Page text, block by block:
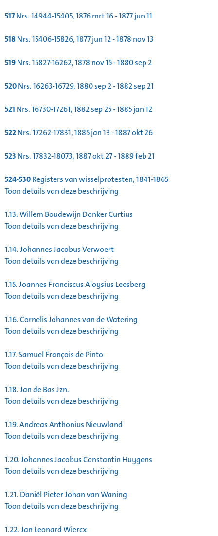
517Nrs. 14944-15405, 1876 mrt 16 - 1877 jun 11
518Nrs. 15406-15826, 1877 jun 12 - 1878 nov 13
519Nrs. 15827-16262, 1878 nov 15 - 1880 sep 2
520Nrs. 16263-16729, 1880 sep 2 - 1882 sep 21
521 Nrs. 16730-17261, 1882 sep 25 - 1885 jan 12
522Nrs. 17262-17831, 1885 jan 13 - 1887 okt 26
523 Nrs. 17832-18073, 1887 okt 27 - 1889 feb 21
524-530Registers van wisselprotesten, 1841-1865
Toon details van deze beschrijving
1.13.Willem Boudewijn Donker Curtius
Toon details van deze beschrijving
1.14.Johannes Jacobus Verwoert
Toon details van deze beschrijving
1.15.Joannes Franciscus Aloysius Leesberg
Toon details van deze beschrijving
1.16.Cornelis Johannes van de Watering
Toon details van deze beschrijving
1.17. Samuel François de Pinto
Toon details van deze beschrijving
1.18.Jan de Bas Jzn.
Toon details van deze beschrijving
1.19.Andreas Anthonius Nieuwland
Toon details van deze beschrijving
1.20.Johannes Jacobus Constantin Huygens
Toon details van deze beschrijving
1.21. Daniël Pieter Johan van Waning
Toon details van deze beschrijving
1.22.Jan Leonard Wiercx